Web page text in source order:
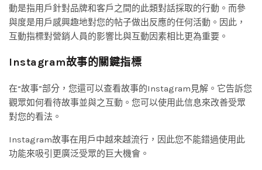
動是指用戶針對品牌和客戶之間的此類對話採取的行動。而參
與度是用戶感興趣地對您的帖子做出反應的任何活動。因此，
互動指標對營銷人員的影響比與互動因素相比更為重要。
Instagram故事的關鍵指標
在“故事”部分，您還可以查看故事的Instagram見解。它告訴您
觀眾如何看待故事並與之互動。您可以使用此信息來改善受眾
對您的看法。
Instagram故事在用戶中越來越流行，因此您不能錯過使用此
功能來吸引更廣泛受眾的巨大機會。